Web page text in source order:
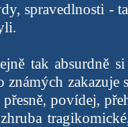
spravedlnosti -
tak absurdně
známých
přesně, povídej,